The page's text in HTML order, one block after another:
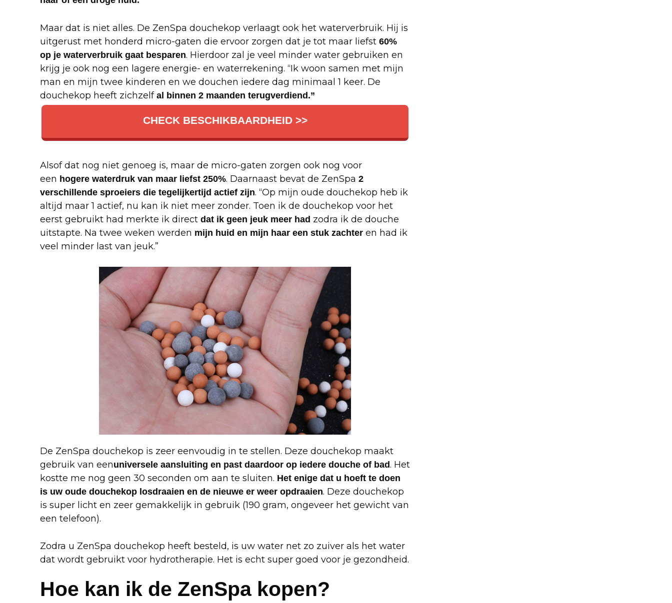
Maar dat is niet alles. De ZenSpa douchekop verlaagt ook het waterverbruik. Hij is
uitgerust met honderd micro-gaten die ervoor zorgen dat je tot maar liefst 60%
op je waterverbruik gaat besparen. Hierdoor zal je veel minder water gebruiken en
krijg je ook nog een lagere energie- en waterrekening. “Ik woon samen met mijn
man en mijn twee kinderen en we douchen iedere dag minimaal 1 keer. De
douchekop heeft zichzelf al binnen 2 maanden terugverdiend.”
CHECK BESCHIKBAARDHEID >>
Alsof dat nog niet genoeg is, maar de micro-gaten zorgen ook nog voor
een hogere waterdruk van maar liefst 250%. Daarnaast bevat de ZenSpa 2
verschillende sproeiers die tegelijkertijd actief zijn. “Op mijn oude douchekop heb ik
altijd maar 1 actief, nu kan ik niet meer zonder. Toen ik de douchekop voor het
eerst gebruikt had merkte ik direct dat ik geen jeuk meer had zodra ik de douche
uitstapte. Na twee weken werden mijn huid en mijn haar een stuk zachter en had ik
veel minder last van jeuk.”
De ZenSpa douchekop is zeer eenvoudig in te stellen. Deze douchekop maakt
gebruik van eenuniversele aansluiting en past daardoor op iedere douche of bad. Het
kostte me nog geen 30 seconden om aan te sluiten. Het enige dat u hoeft te doen
is uw oude douchekop losdraaien en de nieuwe er weer opdraaien. Deze douchekop
is super licht en zeer gemakkelijk in gebruik (190 gram, ongeveer het gewicht van
een telefoon).
Zodra u ZenSpa douchekop heeft besteld, is uw water net zo zuiver als het water
dat wordt gebruikt voor hydrotherapie. Het is echt super goed voor je gezondheid.
Hoe kan ik de ZenSpa kopen?